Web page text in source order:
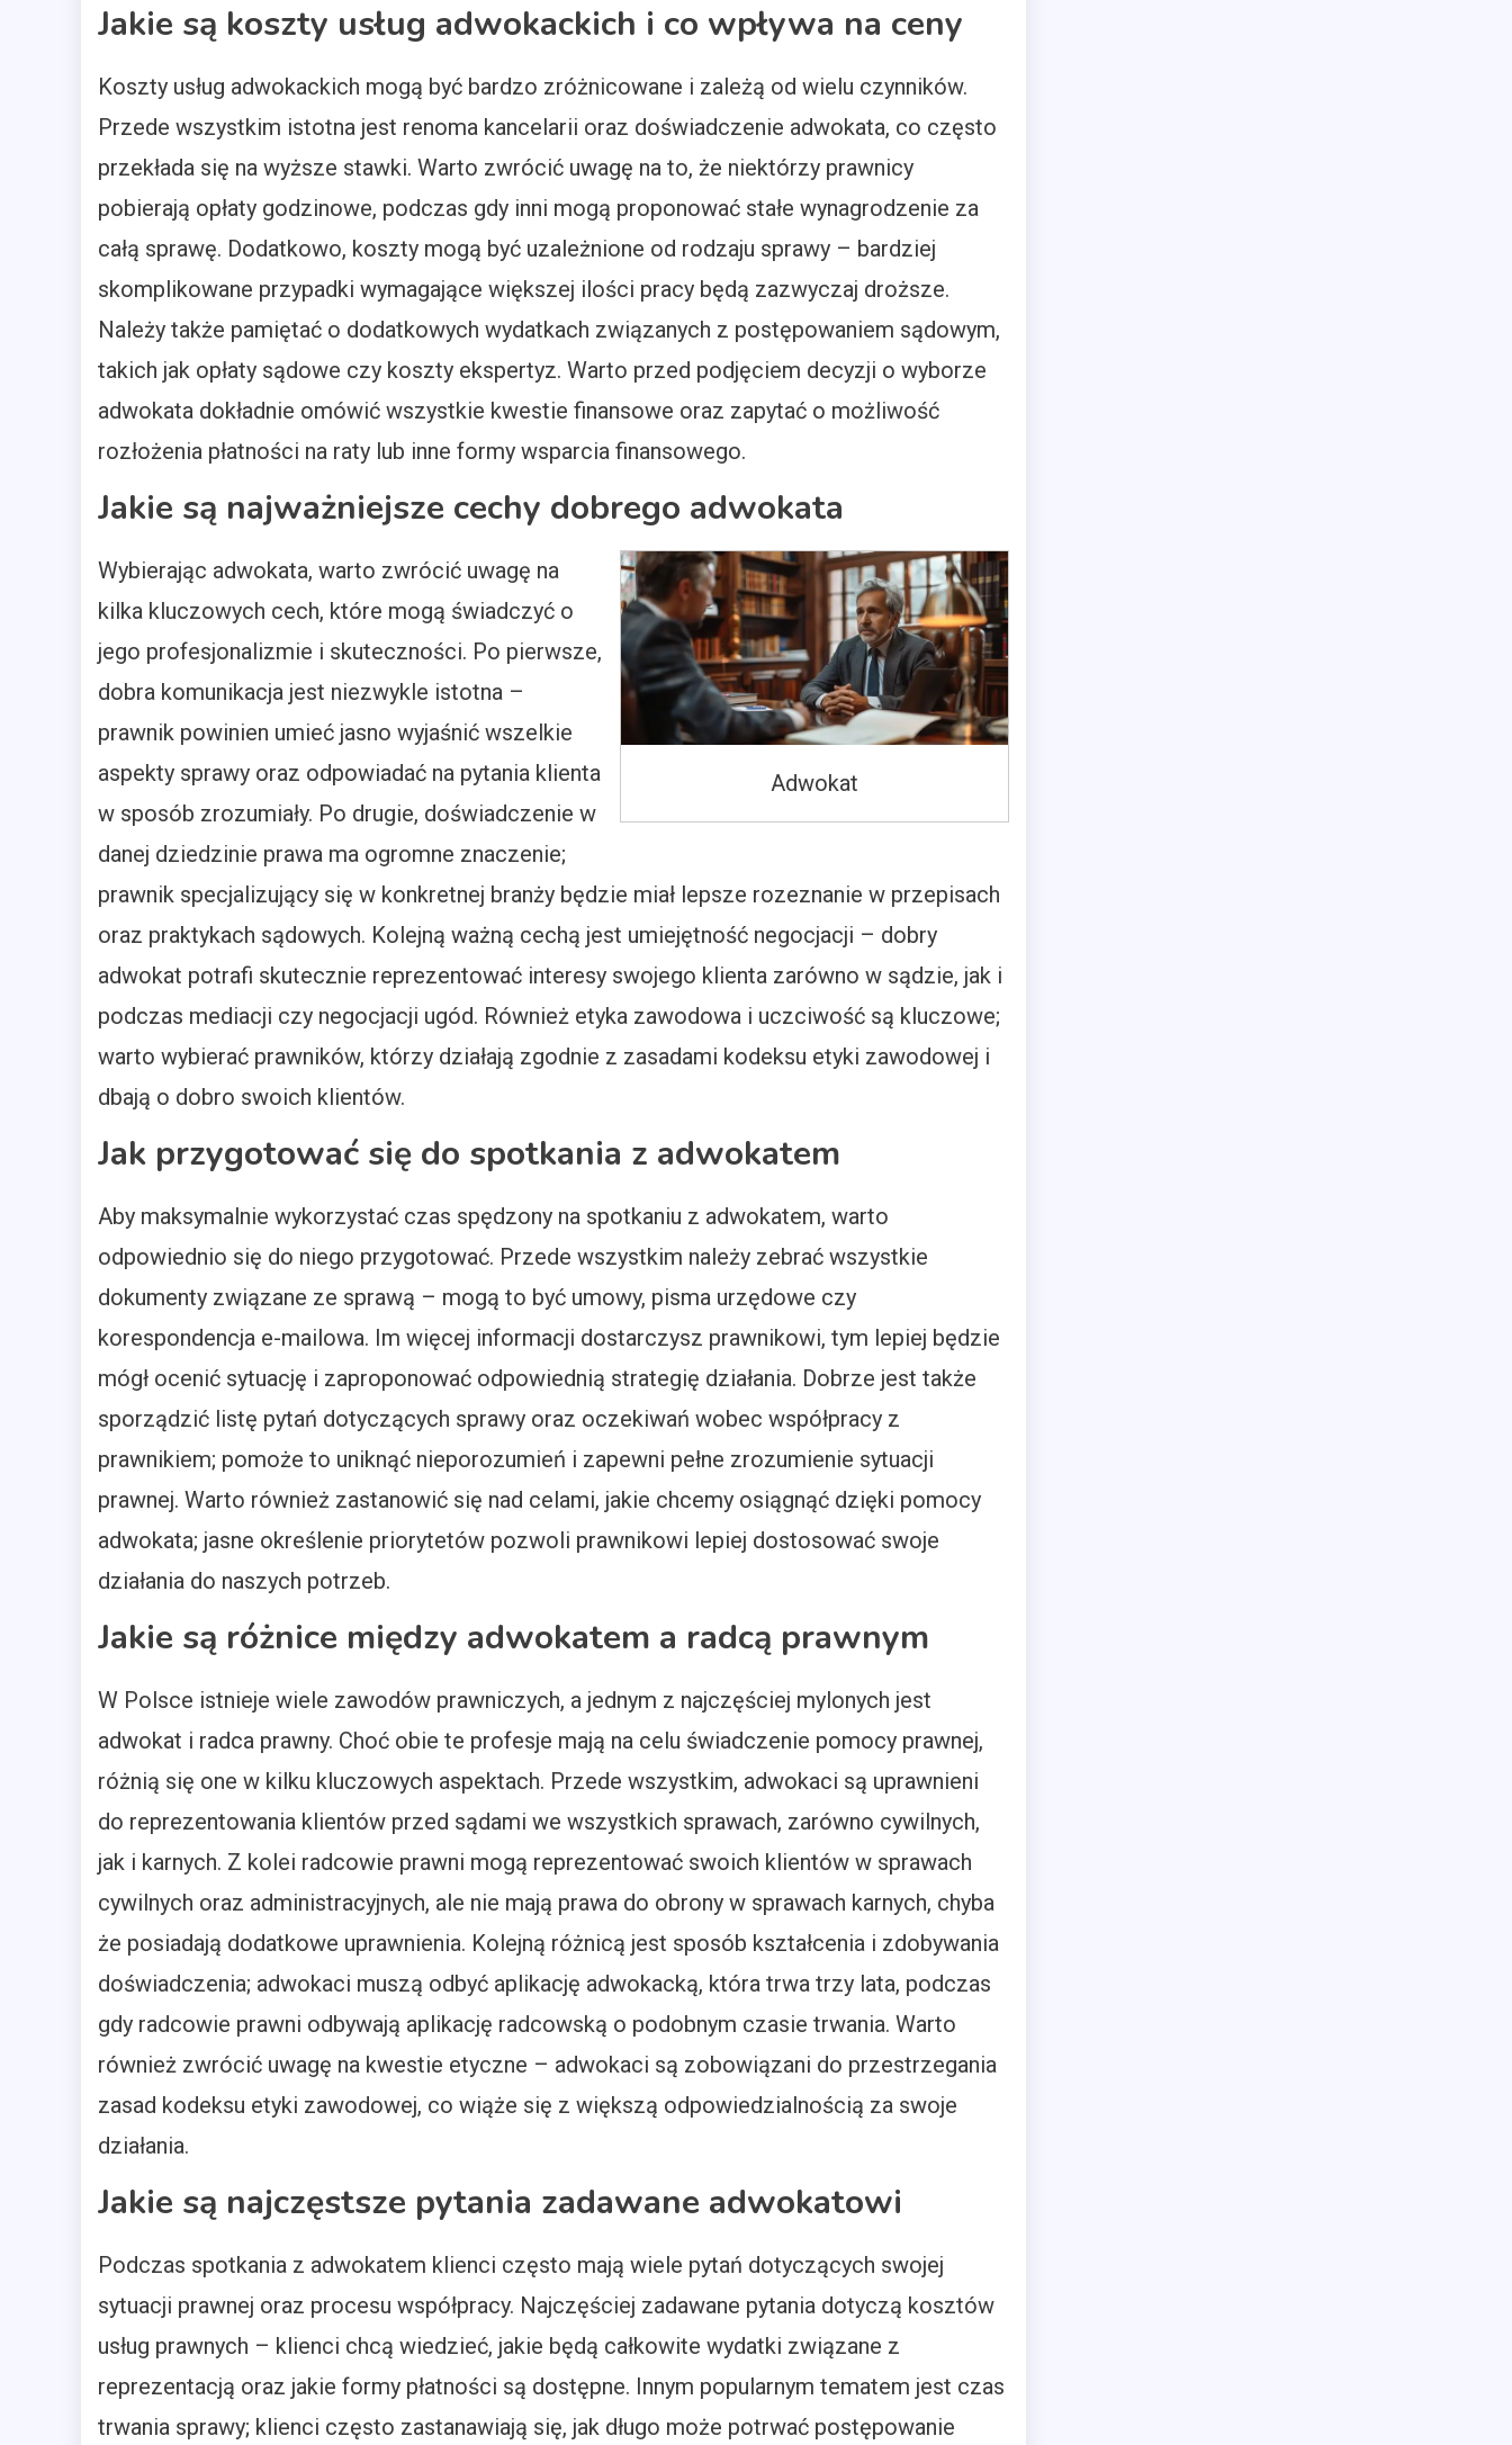
Jakie są koszty usług adwokackich i co wpływa na ceny
Koszty usług adwokackich mogą być bardzo zróżnicowane i zależą od wielu czynników.
Przede wszystkim istotna jest renoma kancelarii oraz doświadczenie adwokata, co często
przekłada się na wyższe stawki. Warto zwrócić uwagę na to, że niektórzy prawnicy
pobierają opłaty godzinowe, podczas gdy inni mogą proponować stałe wynagrodzenie za
całą sprawę. Dodatkowo, koszty mogą być uzależnione od rodzaju sprawy – bardziej
skomplikowane przypadki wymagające większej ilości pracy będą zazwyczaj droższe.
Należy także pamiętać o dodatkowych wydatkach związanych z postępowaniem sądowym,
takich jak opłaty sądowe czy koszty ekspertyz. Warto przed podjęciem decyzji o wyborze
adwokata dokładnie omówić wszystkie kwestie finansowe oraz zapytać o możliwość
rozłożenia płatności na raty lub inne formy wsparcia finansowego.
Jakie są najważniejsze cechy dobrego adwokata
Adwokat
Wybierając adwokata, warto zwrócić uwagę na
kilka kluczowych cech, które mogą świadczyć o
jego profesjonalizmie i skuteczności. Po pierwsze,
dobra komunikacja jest niezwykle istotna –
prawnik powinien umieć jasno wyjaśnić wszelkie
aspekty sprawy oraz odpowiadać na pytania klienta
w sposób zrozumiały. Po drugie, doświadczenie w
danej dziedzinie prawa ma ogromne znaczenie;
prawnik specjalizujący się w konkretnej branży będzie miał lepsze rozeznanie w przepisach
oraz praktykach sądowych. Kolejną ważną cechą jest umiejętność negocjacji – dobry
adwokat potrafi skutecznie reprezentować interesy swojego klienta zarówno w sądzie, jak i
podczas mediacji czy negocjacji ugód. Również etyka zawodowa i uczciwość są kluczowe;
warto wybierać prawników, którzy działają zgodnie z zasadami kodeksu etyki zawodowej i
dbają o dobro swoich klientów.
Jak przygotować się do spotkania z adwokatem
Aby maksymalnie wykorzystać czas spędzony na spotkaniu z adwokatem, warto
odpowiednio się do niego przygotować. Przede wszystkim należy zebrać wszystkie
dokumenty związane ze sprawą – mogą to być umowy, pisma urzędowe czy
korespondencja e-mailowa. Im więcej informacji dostarczysz prawnikowi, tym lepiej będzie
mógł ocenić sytuację i zaproponować odpowiednią strategię działania. Dobrze jest także
sporządzić listę pytań dotyczących sprawy oraz oczekiwań wobec współpracy z
prawnikiem; pomoże to uniknąć nieporozumień i zapewni pełne zrozumienie sytuacji
prawnej. Warto również zastanowić się nad celami, jakie chcemy osiągnąć dzięki pomocy
adwokata; jasne określenie priorytetów pozwoli prawnikowi lepiej dostosować swoje
działania do naszych potrzeb.
Jakie są różnice między adwokatem a radcą prawnym
W Polsce istnieje wiele zawodów prawniczych, a jednym z najczęściej mylonych jest
adwokat i radca prawny. Choć obie te profesje mają na celu świadczenie pomocy prawnej,
różnią się one w kilku kluczowych aspektach. Przede wszystkim, adwokaci są uprawnieni
do reprezentowania klientów przed sądami we wszystkich sprawach, zarówno cywilnych,
jak i karnych. Z kolei radcowie prawni mogą reprezentować swoich klientów w sprawach
cywilnych oraz administracyjnych, ale nie mają prawa do obrony w sprawach karnych, chyba
że posiadają dodatkowe uprawnienia. Kolejną różnicą jest sposób kształcenia i zdobywania
doświadczenia; adwokaci muszą odbyć aplikację adwokacką, która trwa trzy lata, podczas
gdy radcowie prawni odbywają aplikację radcowską o podobnym czasie trwania. Warto
również zwrócić uwagę na kwestie etyczne – adwokaci są zobowiązani do przestrzegania
zasad kodeksu etyki zawodowej, co wiąże się z większą odpowiedzialnością za swoje
działania.
Jakie są najczęstsze pytania zadawane adwokatowi
Podczas spotkania z adwokatem klienci często mają wiele pytań dotyczących swojej
sytuacji prawnej oraz procesu współpracy. Najczęściej zadawane pytania dotyczą kosztów
usług prawnych – klienci chcą wiedzieć, jakie będą całkowite wydatki związane z
reprezentacją oraz jakie formy płatności są dostępne. Innym popularnym tematem jest czas
trwania sprawy; klienci często zastanawiają się, jak długo może potrwać postępowanie